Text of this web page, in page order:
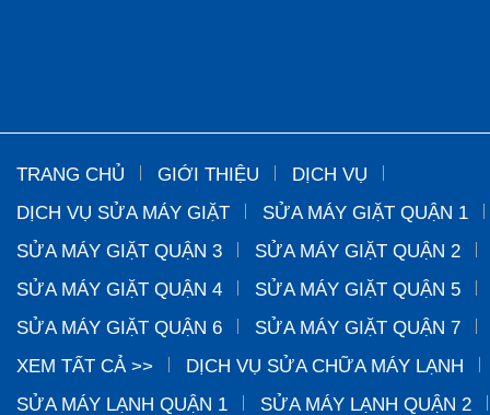
TRANG CHỦ GIỚI THIỆU
DỊCH VỤ
DỊCH VỤ SỬA MÁY GIẶT
SỬA MÁY GIẶT QUẬN 1
SỬA MÁY GIẶT QUẬN 3
SỬA MÁY GIẶT QUẬN 2
SỬA MÁY GIẶT QUẬN 4
SỬA MÁY GIẶT QUẬN 5
SỬA MÁY GIẶT QUẬN 6
SỬA MÁY GIẶT QUẬN 7
XEM TẤT CẢ >>
DỊCH VỤ SỬA CHỮA MÁY LẠNH
SỬA MÁY LẠNH QUẬN 1
SỬA MÁY LẠNH QUẬN 2